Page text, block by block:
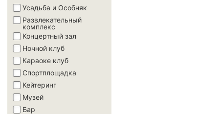
Усадьба и Особняк
Развлекательный
комплекс
Концертный зал
Ночной клуб
Караоке клуб
Спортплощадка
Кейтеринг
Музей
Бар